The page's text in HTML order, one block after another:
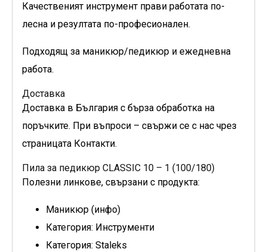
Качественият инструмент прави работата по-
лесна и резултата по-професионален.
Подходящ за маникюр/педикюр и ежедневна
работа.
Доставка
Доставка в България с бърза обработка на
поръчките. При въпроси – свържи се с нас чрез
страницата Контакти.
Пила за педикюр CLASSIC 10 – 1 (100/180)
Полезни линкове, свързани с продукта:
Маникюр (инфо)
Категория: Инструменти
Категория: Staleks